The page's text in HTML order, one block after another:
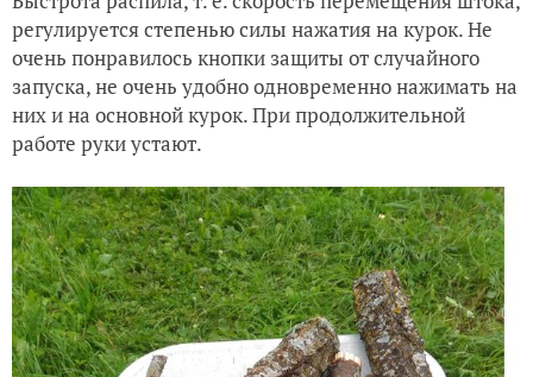
регулируется степенью силы нажатия на курок. Не
очень понравилось кнопки защиты от случайного
запуска, не очень удобно одновременно нажимать на
них и на основной курок. При продолжительной
работе руки устают.